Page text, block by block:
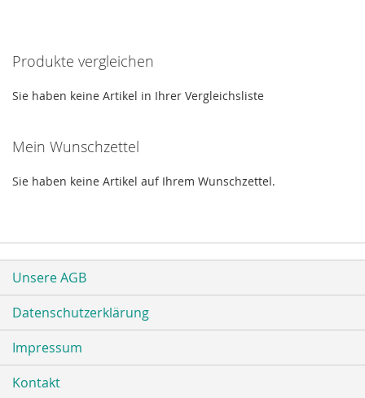
Produkte vergleichen
Sie haben keine Artikel in Ihrer Vergleichsliste
Mein Wunschzettel
Sie haben keine Artikel auf Ihrem Wunschzettel.
Unsere AGB
Datenschutzerklärung
Impressum
Kontakt